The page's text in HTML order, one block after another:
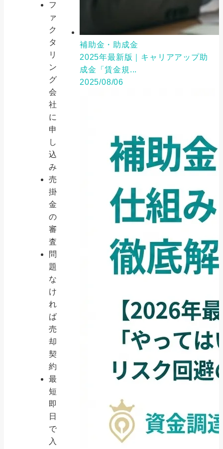
フ
ァ
ク
タ
リ
ン
グ
会
社
に
申
し
込
み
売
掛
金
の
審
査
問
題
な
け
れ
ば
売
却
契
約
最
短
即
日
で
入
補助金・助成金
2025年最新版｜キャリアアップ助
成金「賃金規...
2025/08/06